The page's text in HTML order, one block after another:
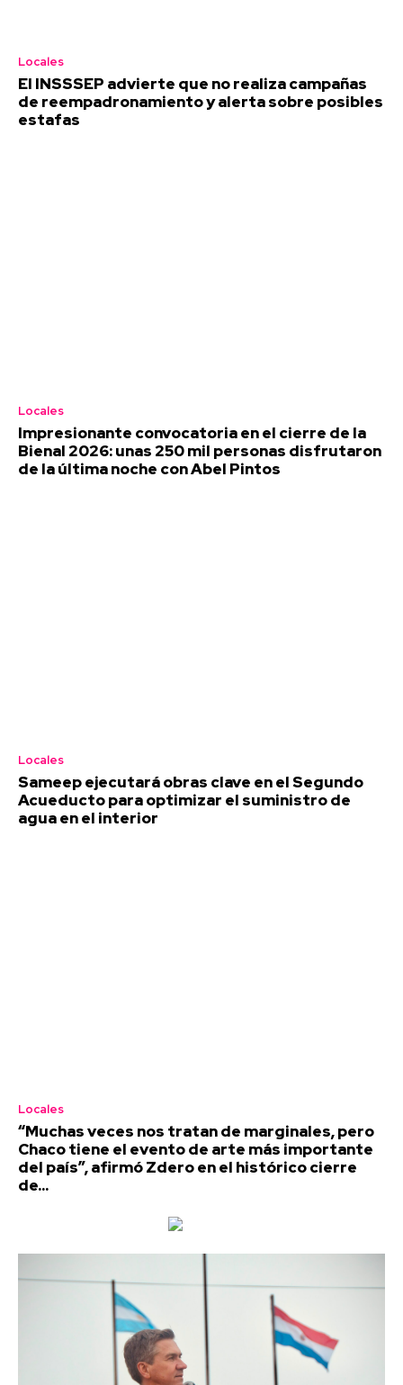
Locales
El INSSSEP advierte que no realiza campañas
de reempadronamiento y alerta sobre posibles
estafas
Locales
Impresionante convocatoria en el cierre de la
Bienal 2026: unas 250 mil personas disfrutaron
de la última noche con Abel Pintos
Locales
Sameep ejecutará obras clave en el Segundo
Acueducto para optimizar el suministro de
agua en el interior
Locales
“Muchas veces nos tratan de marginales, pero
Chaco tiene el evento de arte más importante
del país”, afirmó Zdero en el histórico cierre
de...